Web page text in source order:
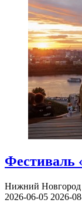
Фестиваль
Нижний Новгород
2026-06-05 2026-